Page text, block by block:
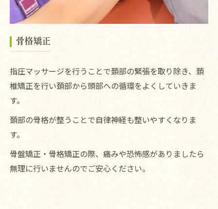
骨格矯正
指圧マッサージを行うことで頚部の緊張を取り除き、頚
椎矯正を行い頚部から頭部への循環をよくしていきま
す。
頚部の骨格が整うことで自律神経も整いやすくなりま
す。
骨盤矯正・骨格矯正の際、痛みや恐怖感がありましたら
無理に行いませんのでご安心ください。